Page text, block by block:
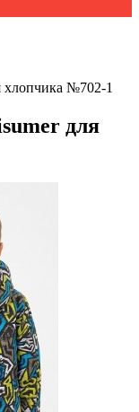
хлопчика №702-1
для